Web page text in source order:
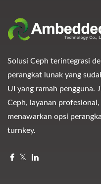
Solusi Ceph terintegrasi
perangkat lunak yang
UI yang ramah pengguna.
Ceph, layanan
menawarkan opsi
turnkey.